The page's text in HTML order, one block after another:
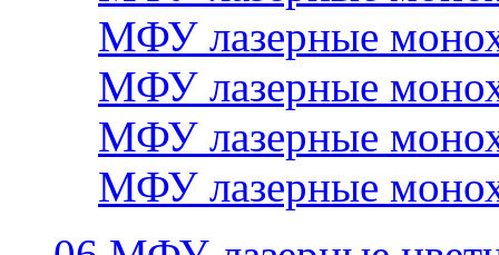
МФУ лазерные
МФУ лазерные
МФУ лазерные
МФУ лазерные